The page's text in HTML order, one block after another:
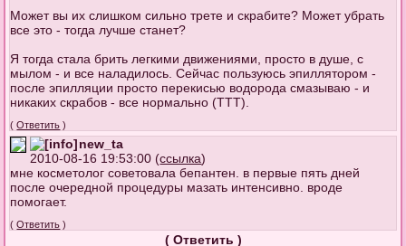
Может вы их слишком сильно трете и скрабите? Может убрать
все это - тогда лучше станет?
Я тогда стала брить легкими движениями, просто в душе, с
мылом - и все наладилось. Сейчас пользуюсь эпиллятором -
после эпилляции просто перекисью водорода смазываю - и
никаких скрабов - все нормально (ТТТ).
(Ответить )
new_ta
2010-08-16 19:53:00 (ссылка)
мне косметолог советовала бепантен. в первые пять дней
после очередной процедуры мазать интенсивно. вроде
помогает.
(Ответить )
( Ответить )